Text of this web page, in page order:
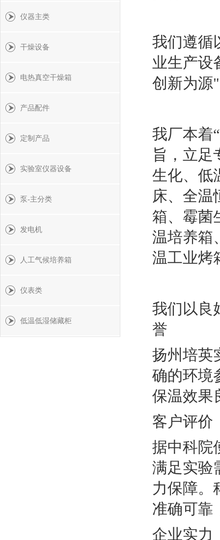
我们遵循
业生产设
创新为源
我厂本着
旨，立足
生化、低
床、全温
箱、霉菌
温培养箱
温工业烤
我们以良
誉
扬州培英
确的环境
保温效果
客户评价
据中科院
满足实验
力保障。
准确可靠
企业实力
仪器主类
干燥设备
电热真空干燥箱
产品配件
定制产品
实验室仪器设备
泵-主分类
发电机
人工气候培养箱
仪表类
低温低湿储藏柜